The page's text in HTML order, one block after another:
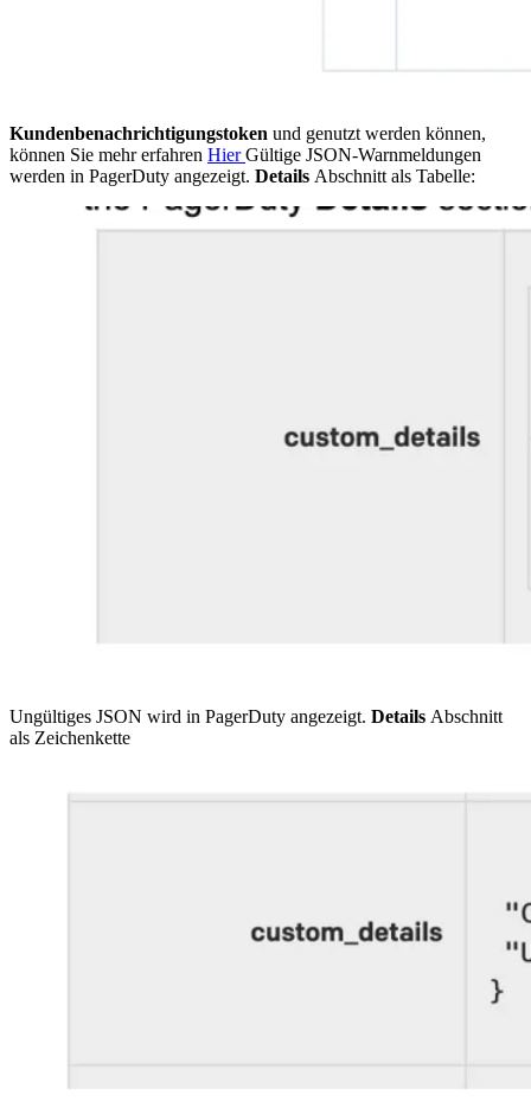
Kundenbenachrichtigungstoken und genutzt werden können,
können Sie mehr erfahren HierGültige JSON-Warnmeldungen
werden in PagerDuty angezeigt. Details Abschnitt als Tabelle:
Ungültiges JSON wird in PagerDuty angezeigt. Details Abschnitt
als Zeichenkette